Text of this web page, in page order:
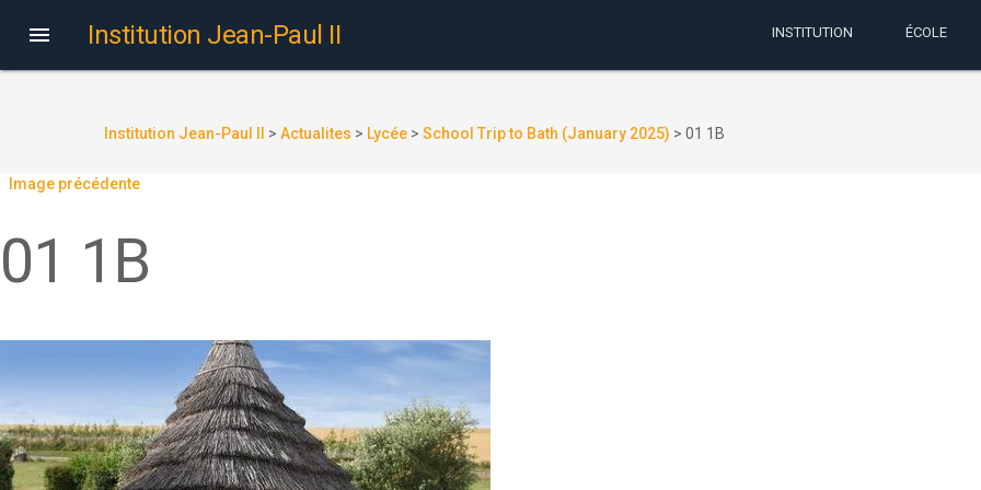
 Institution Jean-Paul II INSTITUTION ÉCOLE
Institution Jean-Paul II > Actualites > Lycée > School Trip to Bath (January 2025) > 01 1B
Image précédente
01 1B